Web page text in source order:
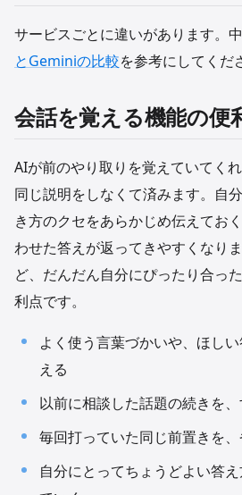
サービスごとに違いがあります。
とGeminiの比較を参考にしてくだ
会話を覚える機能の便
AIが前のやり取りを覚えていてく
同じ説明をしなくて済みます。自
き方のクセをあらかじめ伝えてお
わせた答えが返ってきやすくなり
ど、だんだん自分にぴったり合っ
利点です。
よく使う言葉づかいや、ほし
える
以前に相談した話題の続きを
毎回打っていた同じ前置きを
自分にとってちょうどよい答